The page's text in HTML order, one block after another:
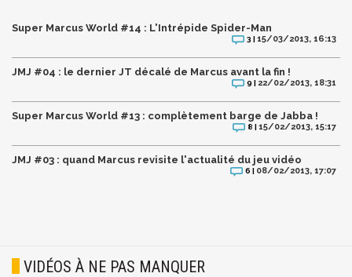
Super Marcus World #14 : L'Intrépide Spider-Man
3 |15/03/2013, 16:13
JMJ #04 : le dernier JT décalé de Marcus avant la fin !
9 | 22/02/2013, 18:31
Super Marcus World #13 : complètement barge de Jabba !
8 |15/02/2013, 15:17
JMJ #03 : quand Marcus revisite l'actualité du jeu vidéo
6 | 08/02/2013, 17:07
VIDÉOS À NE PAS MANQUER